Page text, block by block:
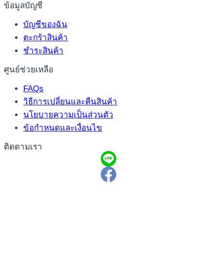
ข้อมูลบัญชี
บัญชีของฉัน
ตะกร้าสินค้า
ชำระสินค้า
ศูนย์ช่วยเหลือ
FAQs
วิธีการเปลี่ยนและคืนสินค้า
นโยบายความเป็นส่วนตัว
ข้อกำหนดและเงื่อนไข
ติดตามเรา